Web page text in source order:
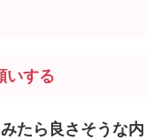
いする
たら良さそうな内